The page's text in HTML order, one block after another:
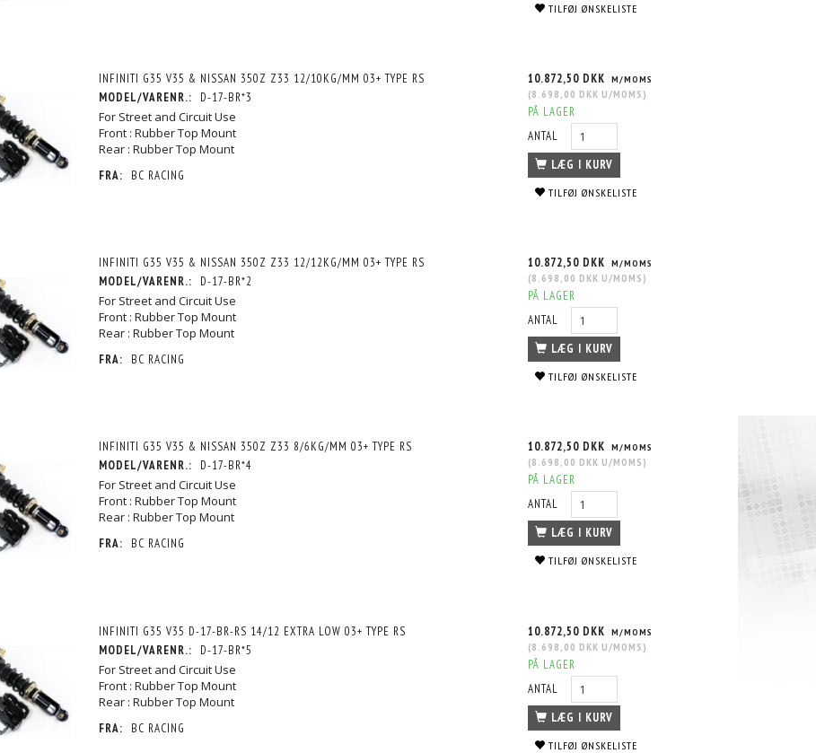
TILFØJ ØNSKELISTE
INFINITI G35 V35 & NISSAN 350Z Z33 12/10KG/MM 03+ TYPE RS
MODEL/VARENR.:
D-17-BR*3
For Street and Circuit Use
Front : Rubber Top Mount
Rear : Rubber Top Mount
FRA: BC RACING
10.872,50 DKK M/MOMS
(8.698,00 DKK U/MOMS )
PÅ LAGER
ANTAL
LÆG I KURV
TILFØJ ØNSKELISTE
INFINITI G35 V35 & NISSAN 350Z Z33 12/12KG/MM 03+ TYPE RS
MODEL/VARENR.:
D-17-BR*2
For Street and Circuit Use
Front : Rubber Top Mount
Rear : Rubber Top Mount
FRA: BC RACING
10.872,50 DKK M/MOMS
(8.698,00 DKK U/MOMS )
PÅ LAGER
ANTAL
LÆG I KURV
TILFØJ ØNSKELISTE
INFINITI G35 V35 & NISSAN 350Z Z33 8/6KG/MM 03+ TYPE RS
MODEL/VARENR.:
D-17-BR*4
For Street and Circuit Use
Front : Rubber Top Mount
Rear : Rubber Top Mount
FRA: BC RACING
10.872,50 DKK M/MOMS
(8.698,00 DKK U/MOMS )
PÅ LAGER
ANTAL
LÆG I KURV
TILFØJ ØNSKELISTE
INFINITI G35 V35 D-17-BR-RS 14/12 EXTRA LOW 03+ TYPE RS
MODEL/VARENR.:
D-17-BR*5
For Street and Circuit Use
Front : Rubber Top Mount
Rear : Rubber Top Mount
FRA: BC RACING
10.872,50 DKK M/MOMS
(8.698,00 DKK U/MOMS )
PÅ LAGER
ANTAL
LÆG I KURV
TILFØJ ØNSKELISTE